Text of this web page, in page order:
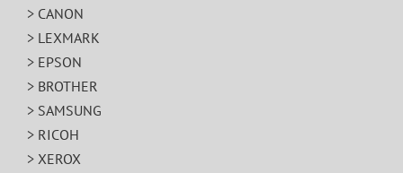
> CANON
> LEXMARK
> EPSON
> BROTHER
> SAMSUNG
> RICOH
> XEROX